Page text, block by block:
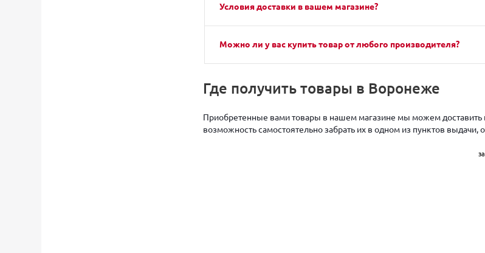
Условия доставки в вашем магазине?
Можно ли у вас купить товар от любого производителя?
Где получить товары в Воронеже
Приобретенные вами товары в нашем магазине мы можем доставить
возможность самостоятельно забрать их в одном из пунктов выдачи,